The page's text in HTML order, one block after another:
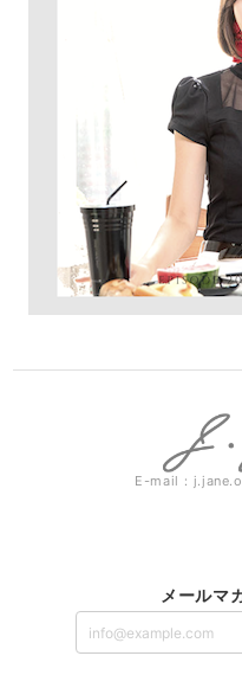
E-mail：
メールマ